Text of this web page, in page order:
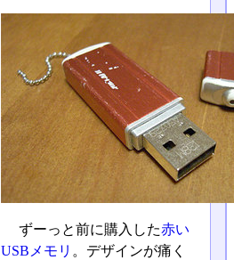
ずーっと前に購入した赤い
USBメモリ 。デザインが痛く